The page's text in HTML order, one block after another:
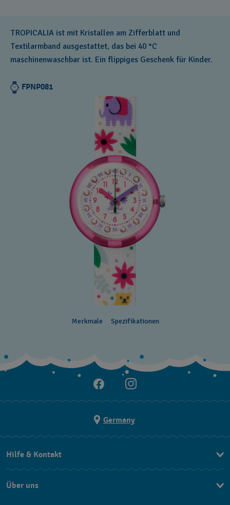
TROPICALIA ist mit Kristallen am Zifferblatt und
Textilarmband ausgestattet, das bei 40 °C
maschinenwaschbar ist. Ein flippiges Geschenk für Kinder.
FPNP081
Merkmale Spezifikationen
Germany
Hilfe & Kontakt
Über uns